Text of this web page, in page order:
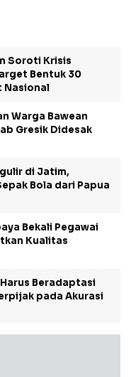
Soroti Krisis
Bentuk 30
Nasional
Warga Bawean
Gresik Didesak
di Jatim,
Bola dari Papua
Bekali Pegawai
Kualitas
Beradaptasi
pada Akurasi